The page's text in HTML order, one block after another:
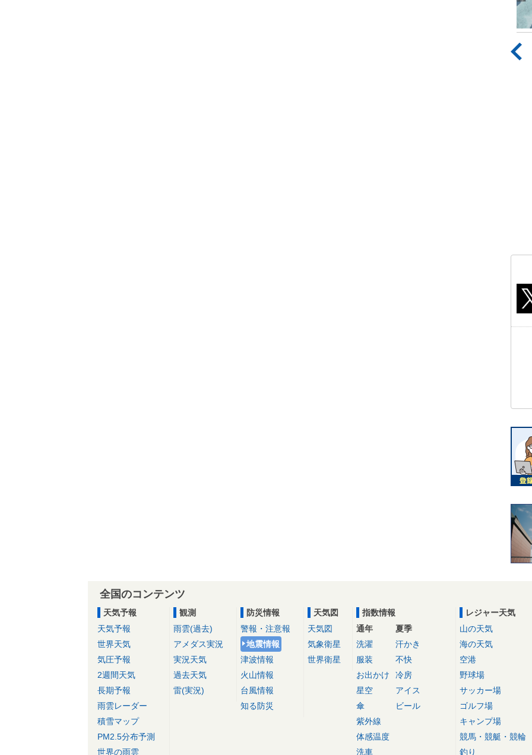
全国のコンテンツ
天気予報
天気予報
世界天気
気圧予報
2週間天気
長期予報
雨雲レーダー
積雪マップ
PM2.5分布予測
世界の雨雲
観測
雨雲(過去)
アメダス実況
実況天気
過去天気
雷(実況)
防災情報
警報・注意報
地震情報
津波情報
火山情報
台風情報
知る防災
天気図
天気図
気象衛星
世界衛星
指数情報
通年
洗濯
服装
お出かけ
星空
傘
紫外線
体感温度
洗車
夏季
汗かき
不快
冷房
アイス
ビール
レジャー天気
山の天気
海の天気
空港
野球場
サッカー場
ゴルフ場
キャンプ場
競馬・競艇・競輪
釣り